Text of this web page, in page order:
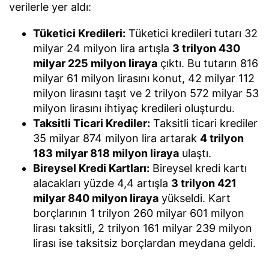
verilerle yer aldı:
Tüketici Kredileri: Tüketici kredileri tutarı 32
milyar 24 milyon lira artışla 3 trilyon 430
milyar 225 milyon liraya çıktı. Bu tutarın 816
milyar 61 milyon lirasını konut, 42 milyar 112
milyon lirasını taşıt ve 2 trilyon 572 milyar 53
milyon lirasını ihtiyaç kredileri oluşturdu.
Taksitli Ticari Krediler: Taksitli ticari krediler
35 milyar 874 milyon lira artarak 4 trilyon
183 milyar 818 milyon liraya ulaştı.
Bireysel Kredi Kartları: Bireysel kredi kartı
alacakları yüzde 4,4 artışla 3 trilyon 421
milyar 840 milyon liraya yükseldi. Kart
borçlarının 1 trilyon 260 milyar 601 milyon
lirası taksitli, 2 trilyon 161 milyar 239 milyon
lirası ise taksitsiz borçlardan meydana geldi.